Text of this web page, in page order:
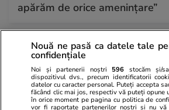
apărăm de orice amenințare”
Știri România
Imagini cu avioanele F-16 în
distrugere a celei de-a treia
intrat în spațiul aerian al
Nouă ne pasă ca datele tale
confidențiale
Noi și partenerii noștri 596 stocăm și/
dispozitivul dvs., precum identificatorii
datelor cu caracter personal. Puteți accepta
făcând clic mai jos, respectiv vă puteți
în orice moment pe pagina cu politica de
vor fi raportate partenerilor noștri și nu vă